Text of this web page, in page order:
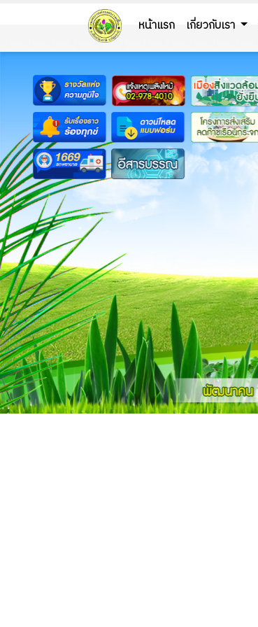
หน้าแรก เกี่ยวกับเรา